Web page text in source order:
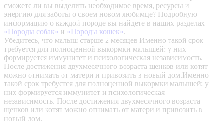
сможете ли вы выделить необходимое время, ресурсы и
энергию для заботы о своем новом любимце? Подробную
информацию о каждой породе вы найдете в наших разделах
«Породы собак» и «Породы кошек».
Убедитесь, что малыш старше 2 месяцев Именно такой срок
требуется для полноценной выкормки малышей: у них
формируется иммунитет и психологическая независимость.
После достижения двухмесячного возраста щенков или котят
можно отнимать от матери и привозить в новый дом.Именно
такой срок требуется для полноценной выкормки малышей: у
них формируется иммунитет и психологическая
независимость. После достижения двухмесячного возраста
щенков или котят можно отнимать от матери и привозить в
новый дом.